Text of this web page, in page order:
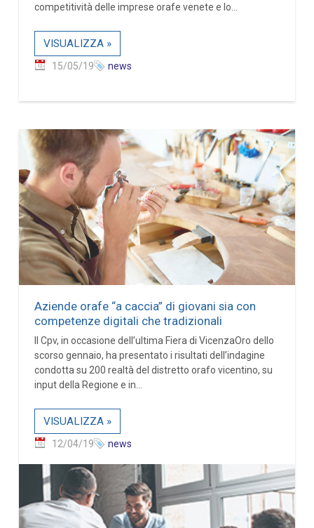
competitività delle imprese orafe venete e lo...
VISUALIZZA »
15/05/19 news
Aziende orafe “a caccia” di giovani sia con
competenze digitali che tradizionali
Il Cpv, in occasione dell’ultima Fiera di VicenzaOro dello
scorso gennaio, ha presentato i risultati dell’indagine
condotta su 200 realtà del distretto orafo vicentino, su
input della Regione e in...
VISUALIZZA »
12/04/19 news